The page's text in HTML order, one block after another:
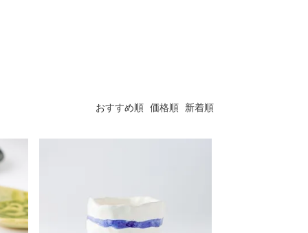
おすすめ順 価格順 新着順